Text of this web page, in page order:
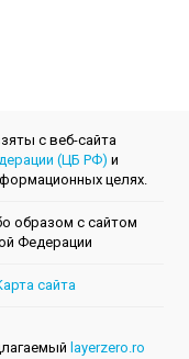
с веб-сайта
(ЦБ РФ) и
целях.
образом с сайтом
Федерации
сайта
layerzero.ro